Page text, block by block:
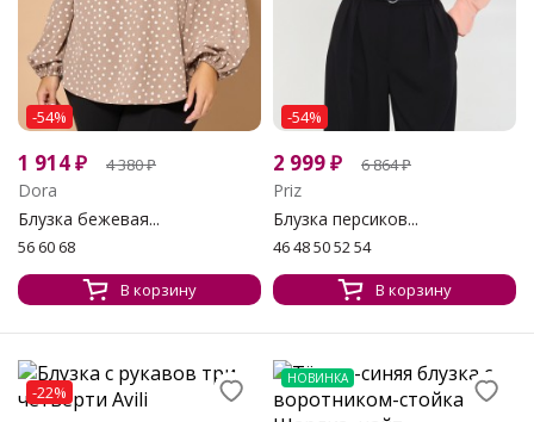
-54%
1 914₽ 4 380₽
Dora
Блузка бежевая...
56 60 68
В корзину
-54%
2 999₽ 6 864₽
Priz
Блузка персиков...
46 48 50 52 54
В корзину
-22%
НОВИНКА